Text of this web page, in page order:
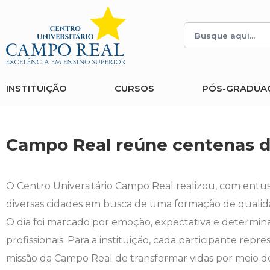
INSTITUIÇÃO CURSOS PÓS-
Campo Real reúne centenas
O Centro Universitário Campo Real realizou, com
diversas cidades em busca de uma formação de
O dia foi marcado por emoção, expectativa e
profissionais. Para a instituição, cada participante
missão da Campo Real de transformar vidas por meio
Histórico
Editais
Administração
Ciências Contábeis
Enfermagem
Engenharia Agronômica
Engenharia Civil
Vestibular de Inverno
2ª Via de Boleto
Biblioteca
Calendário de Provas
Carteirinha de Estudante
Central de Estágios - TCC
Avalie a Campo Real
COLAP
Comitê de Ética em Pesquisa
Educação em Direitos Humanos